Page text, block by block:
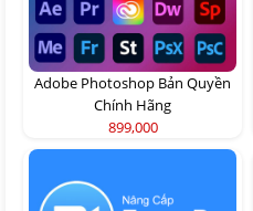
Adobe Photoshop Bản Quyền
Chính Hãng
899,000